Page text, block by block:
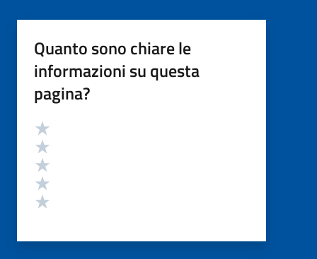
Quanto sono chiare le
informazioni su questa
pagina?
Valutazione